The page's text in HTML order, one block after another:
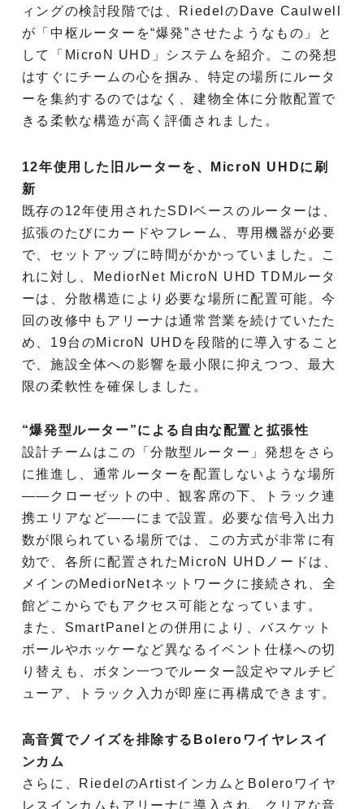
ィングの検討段階では、RiedelのDave Caulwell
が「中枢ルーターを“爆発”させたようなもの」と
して「MicroN UHD」システムを紹介。この発想
はすぐにチームの心を掴み、特定の場所にルータ
ーを集約するのではなく、建物全体に分散配置で
きる柔軟な構造が高く評価されました。
12年使用した旧ルーターを、MicroN UHDに刷
新
既存の12年使用されたSDIベースのルーターは、
拡張のたびにカードやフレーム、専用機器が必要
で、セットアップに時間がかかっていました。こ
れに対し、MediorNet MicroN UHD TDMルータ
ーは、分散構造により必要な場所に配置可能。今
回の改修中もアリーナは通常営業を続けていたた
め、19台のMicroN UHDを段階的に導入すること
で、施設全体への影響を最小限に抑えつつ、最大
限の柔軟性を確保しました。
“爆発型ルーター”による自由な配置と拡張性
設計チームはこの「分散型ルーター」発想をさら
に推進し、通常ルーターを配置しないような場所
――クローゼットの中、観客席の下、トラック連
携エリアなど――にまで設置。必要な信号入出力
数が限られている場所では、この方式が非常に有
効で、各所に配置されたMicroN UHDノードは、
メインのMediorNetネットワークに接続され、全
館どこからでもアクセス可能となっています。
また、SmartPanelとの併用により、バスケット
ボールやホッケーなど異なるイベント仕様への切
り替えも、ボタン一つでルーター設定やマルチビ
ューア、トラック入力が即座に再構成できます。
高音質でノイズを排除するBoleroワイヤレスイ
ンカム
さらに、RiedelのArtistインカムとBoleroワイヤ
レスインカムもアリーナに導入され、クリアな音